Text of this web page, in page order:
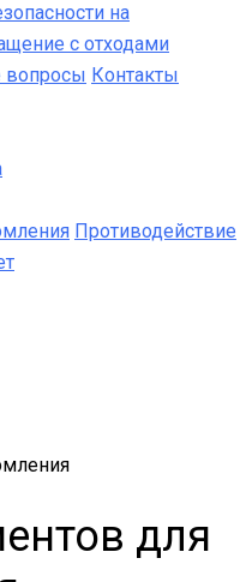
на
с отходами
вопросы Контакты
Противодействие
для